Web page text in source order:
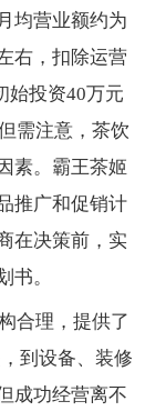
营业额约为
右，扣除运营
始投资40万元
需注意，茶饮
素。霸王茶姬
推广和促销计
在决策前，实
书。
合理，提供了
到设备、装修
成功经营离不